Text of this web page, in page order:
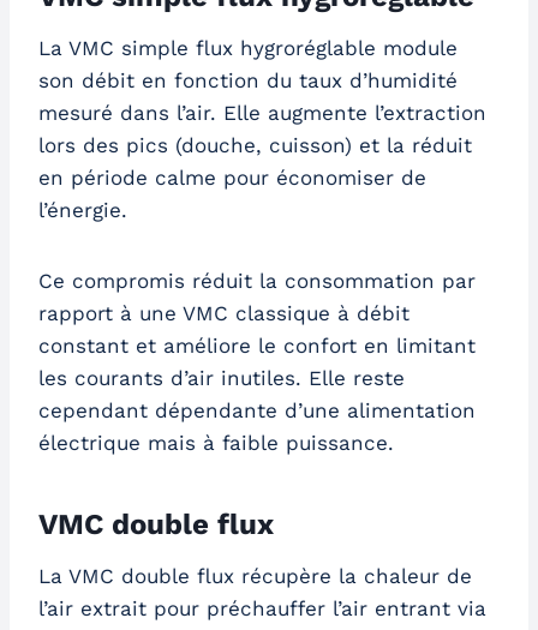
La VMC simple flux hygroréglable module
son débit en fonction du taux d’humidité
mesuré dans l’air. Elle augmente l’extraction
lors des pics (douche, cuisson) et la réduit
en période calme pour économiser de
l’énergie.
Ce compromis réduit la consommation par
rapport à une VMC classique à débit
constant et améliore le confort en limitant
les courants d’air inutiles. Elle reste
cependant dépendante d’une alimentation
électrique mais à faible puissance.
VMC double flux
La VMC double flux récupère la chaleur de
l’air extrait pour préchauffer l’air entrant via